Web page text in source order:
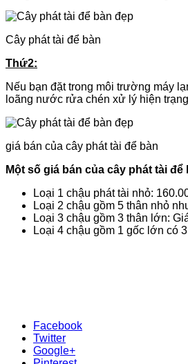
Cây phát tài để bàn
Thứ2:
Nếu bạn đặt trong môi trường máy
loãng nước rửa chén xử lý hiện trạng
giá bán của cây phát tài để bàn
Một số giá bán của cây phát tài
Loại 1 chậu phát tài nhỏ:
Loại 2 chậu gồm 5 thân nhỏ
Loại 3 chậu gồm 3 thân lớn:
Loại 4 chậu gồm 1 gốc lớn có
Facebook
Twitter
Google+